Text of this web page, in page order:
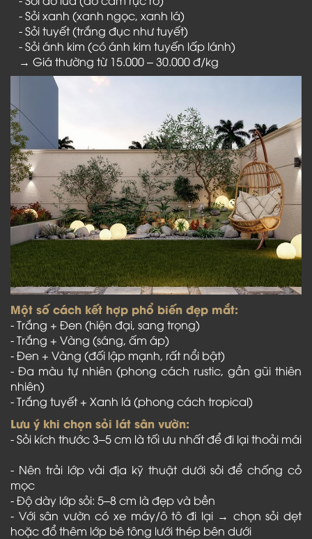
- Sỏi xanh (xanh ngọc, xanh lá)
- Sỏi tuyết (trắng đục như tuyết)
- Sỏi ánh kim (có ánh kim tuyến lấp lánh)
→ Giá thường từ 15.000 – 30.000 đ/kg
Một số cách kết hợp phổ biến đẹp mắt:
- Trắng + Đen (hiện đại, sang trọng)
- Trắng + Vàng (sáng, ấm áp)
- Đen + Vàng (đối lập mạnh, rất nổi bật)
- Đa màu tự nhiên (phong cách rustic, gần gũi thiên
nhiên)
- Trắng tuyết + Xanh lá (phong cách tropical)
Lưu ý khi chọn sỏi lát sân vườn:
- Sỏi kích thước 3–5 cm là tối ưu nhất để đi lại thoải mái
- Nên trải lớp vải địa kỹ thuật dưới sỏi để chống cỏ
mọc
- Độ dày lớp sỏi: 5–8 cm là đẹp và bền
- Với sân vườn có xe máy/ô tô đi lại → chọn sỏi dẹt
hoặc đổ thêm lớp bê tông lưới thép bên dưới